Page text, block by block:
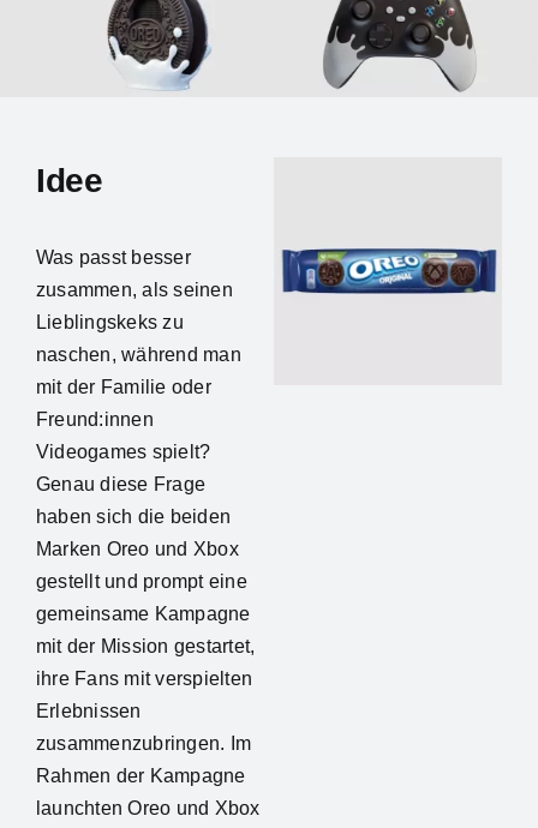
ANBIETER
BEST PRACTICES
KONTAKT
Idee
Was passt besser
zusammen, als seinen
Lieblingskeks zu
naschen, während man
mit der Familie oder
Freund:innen
Videogames spielt?
Genau diese Frage
haben sich die beiden
Marken Oreo und Xbox
gestellt und prompt eine
gemeinsame Kampagne
mit der Mission gestartet,
ihre Fans mit verspielten
Erlebnissen
zusammenzubringen. Im
Rahmen der Kampagne
launchten Oreo und Xbox